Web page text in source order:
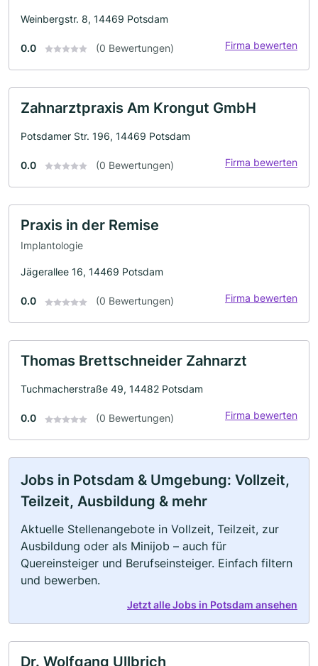
Weinbergstr. 8, 14469 Potsdam
0.0 (0 Bewertungen) Firma bewerten
Zahnarztpraxis Am Krongut GmbH
Potsdamer Str. 196, 14469 Potsdam
0.0 (0 Bewertungen) Firma bewerten
Praxis in der Remise
Implantologie
Jägerallee 16, 14469 Potsdam
0.0 (0 Bewertungen) Firma bewerten
Thomas Brettschneider Zahnarzt
Tuchmacherstraße 49, 14482 Potsdam
0.0 (0 Bewertungen) Firma bewerten
Jobs in Potsdam & Umgebung: Vollzeit,
Teilzeit, Ausbildung & mehr
Aktuelle Stellenangebote in Vollzeit, Teilzeit, zur
Ausbildung oder als Minijob – auch für
Quereinsteiger und Berufseinsteiger. Einfach filtern
und bewerben.
Jetzt alle Jobs in Potsdam ansehen
Dr. Wolfgang Ullbrich